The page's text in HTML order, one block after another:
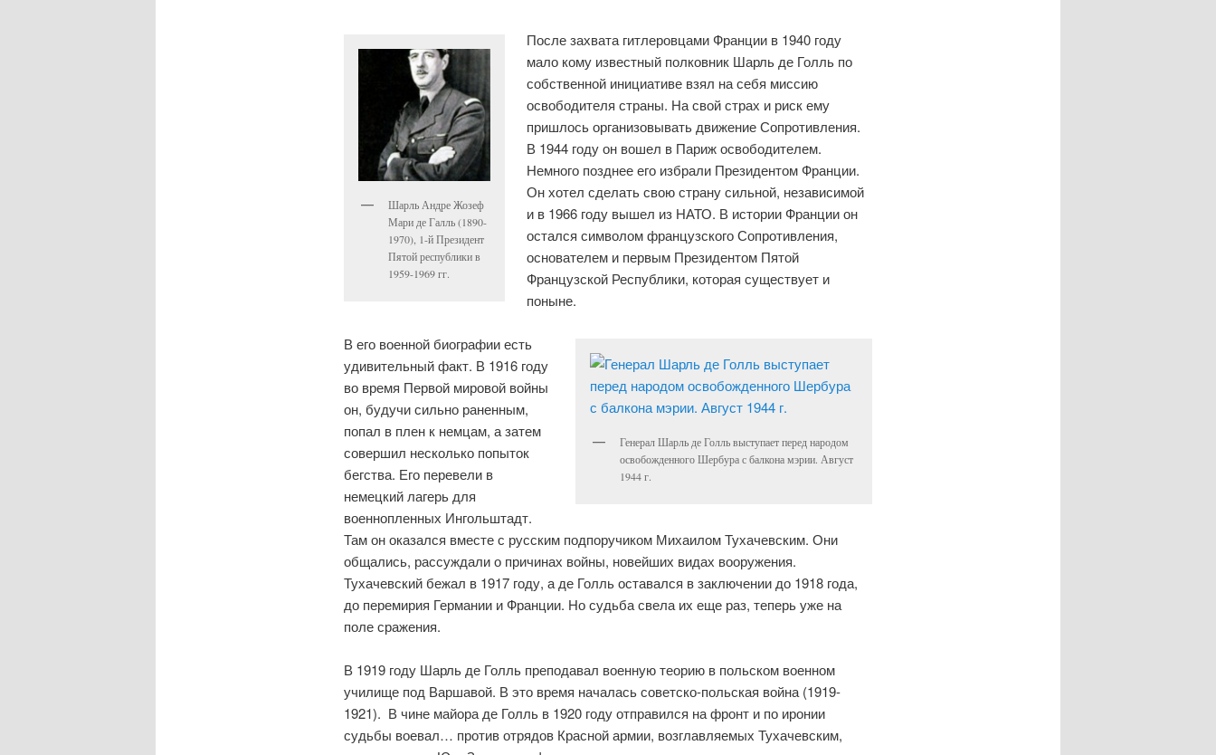
Шарль Андре Жозеф
Мари де Галль (1890-
1970), 1-й Президент
Пятой республики в
1959-1969 гг.
После захвата гитлеровцами Франции в 1940 году
мало кому известный полковник Шарль де Голль по
собственной инициативе взял на себя миссию
освободителя страны. На свой страх и риск ему
пришлось организовывать движение Сопротивления.
В 1944 году он вошел в Париж освободителем.
Немного позднее его избрали Президентом Франции.
Он хотел сделать свою страну сильной, независимой
и в 1966 году вышел из НАТО. В истории Франции он
остался символом французского Сопротивления,
основателем и первым Президентом Пятой
Французской Республики, которая существует и
поныне.
Генерал Шарль де Голль выступает перед народом
освобожденного Шербура с балкона мэрии. Август
1944 г.
В его военной биографии есть
удивительный факт. В 1916 году
во время Первой мировой войны
он, будучи сильно раненным,
попал в плен к немцам, а затем
совершил несколько попыток
бегства. Его перевели в
немецкий лагерь для
военнопленных Ингольштадт.
Там он оказался вместе с русским подпоручиком Михаилом Тухачевским. Они
общались, рассуждали о причинах войны, новейших видах вооружения.
Тухачевский бежал в 1917 году, а де Голль оставался в заключении до 1918 года,
до перемирия Германии и Франции. Но судьба свела их еще раз, теперь уже на
поле сражения.
В 1919 году Шарль де Голль преподавал военную теорию в польском военном
училище под Варшавой. В это время началась советско-польская война (1919-
1921). В чине майора де Голль в 1920 году отправился на фронт и по иронии
судьбы воевал… против отрядов Красной армии, возглавляемых Тухачевским,